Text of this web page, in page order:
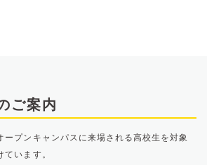
ご案内
ープンキャンパスに来場される高校生を対象
います。